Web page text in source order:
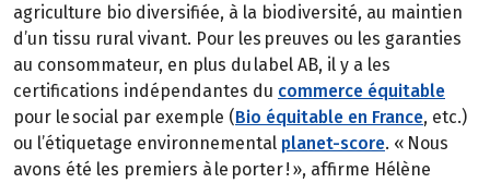
agriculture bio diversifiée, à la biodiversité, au maintien
d’un tissu rural vivant. Pour les preuves ou les garanties
au consommateur, en plus du label AB, il y a les
certifications indépendantes du commerce équitable
pour le social par exemple (Bio équitable en France, etc.)
ou l’étiquetage environnemental planet-score. « Nous
avons été les premiers à le porter ! », affirme Hélène